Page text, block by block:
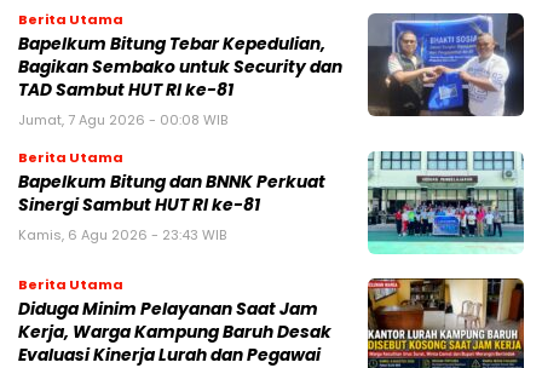
Berita Utama
Bapelkum Bitung Tebar Kepedulian,
Bagikan Sembako untuk Security dan
TAD Sambut HUT RI ke-81
Jumat, 7 Agu 2026 - 00:08 WIB
Berita Utama
Bapelkum Bitung dan BNNK Perkuat
Sinergi Sambut HUT RI ke-81
Kamis, 6 Agu 2026 - 23:43 WIB
Berita Utama
Diduga Minim Pelayanan Saat Jam
Kerja, Warga Kampung Baruh Desak
Evaluasi Kinerja Lurah dan Pegawai